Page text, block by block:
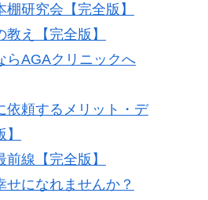
研究会【完全版】
え【完全版】
らAGAクリニックへ
依頼するメリット・デ
線【完全版】
せになれませんか？